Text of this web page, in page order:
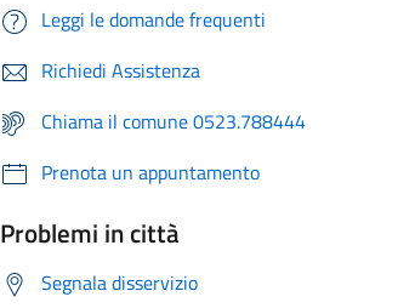
Leggi le domande frequenti
Richiedi Assistenza
Chiama il comune 0523.788444
Prenota un appuntamento
Problemi in città
Segnala disservizio